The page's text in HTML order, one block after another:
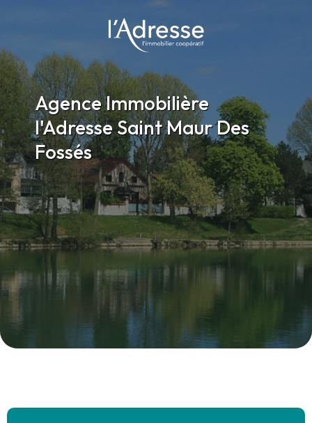
Agence Immobilière
l'Adresse Saint Maur Des
Fossés